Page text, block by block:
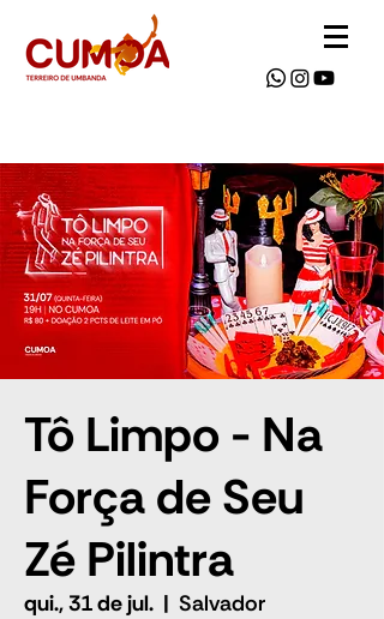
Tô Limpo - Na
Força de Seu
Zé Pilintra
qui., 31 de jul.
  |
Salvador